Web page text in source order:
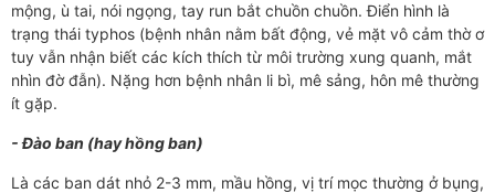
mộng, ù tai, nói ngọng, tay run bắt chuồn chuồn. Điển hình là
trạng thái typhos (bệnh nhân nằm bất động, vẻ mặt vô cảm thờ ơ
tuy vẫn nhận biết các kích thích từ môi tr­ường xung quanh, mắt
nhìn đờ đẫn). Nặng hơn bệnh nhân li bì, mê sảng, hôn mê th­­­ường
ít gặp.
- Đào ban (hay hồng ban)
Là các ban dát nhỏ 2-3 mm, mầu hồng, vị trí mọc thư­­ờng ở bụng,